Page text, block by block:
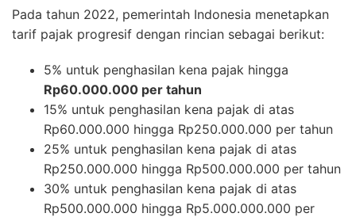
Pada tahun 2022, pemerintah Indonesia menetapkan
tarif pajak progresif dengan rincian sebagai berikut:
5% untuk penghasilan kena pajak hingga
Rp60.000.000 per tahun
15% untuk penghasilan kena pajak di atas
Rp60.000.000 hingga Rp250.000.000 per tahun
25% untuk penghasilan kena pajak di atas
Rp250.000.000 hingga Rp500.000.000 per tahun
30% untuk penghasilan kena pajak di atas
Rp500.000.000 hingga Rp5.000.000.000 per